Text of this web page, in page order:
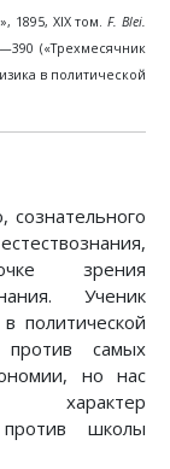
1895, XIX том.F. Blei.
(«Трехмесячник
в политической
сознательного
зрения
Ученик
политической
самых
но нас
характер
против школы